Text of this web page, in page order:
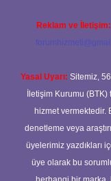
Reklam ve İletişim:
Yasal Uyarı: Sitemiz,
İletişim Kurumu (BTK)
hizmet
denetleme veya
üyelerimiz yazdıkları
üye olarak bu